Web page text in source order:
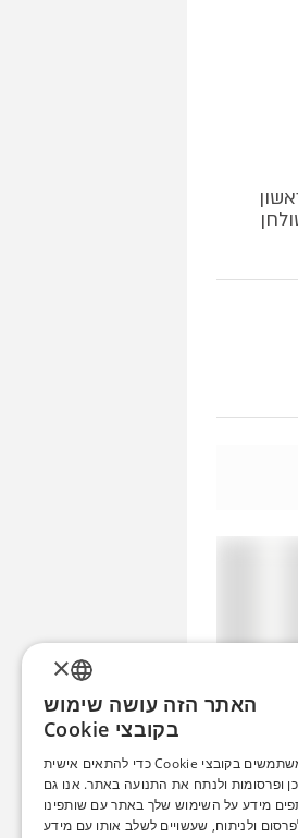
לשולחן
ENGLISH
×
האתר הזה עושה שימוש
בקובצי Cookie
אנו משתמשים בקובצי Cookie כדי להתאים אישית
ופרסומות ולנתח את התנועה באתר. אנו גם
מידע על השימוש שלך באתר עם שותפינו
ולניתוח, שעשויים לשלב אותו עם מידע